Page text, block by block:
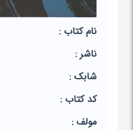
نام کتاب :
ناشر :
شابک :
کد کتاب :
مولف :